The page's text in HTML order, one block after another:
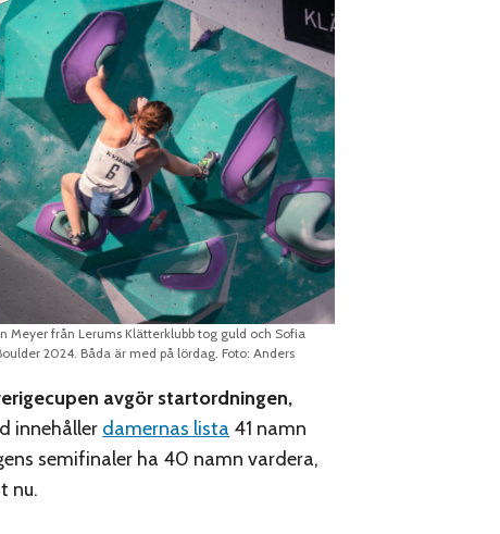
Meyer från Lerums Klätterklubb tog guld och Sofia
2024. Båda är med på lördag. Foto: Anders
avgör startordningen,
innehåller damernas lista 41 namn
semifinaler ha 40 namn vardera,
nu.